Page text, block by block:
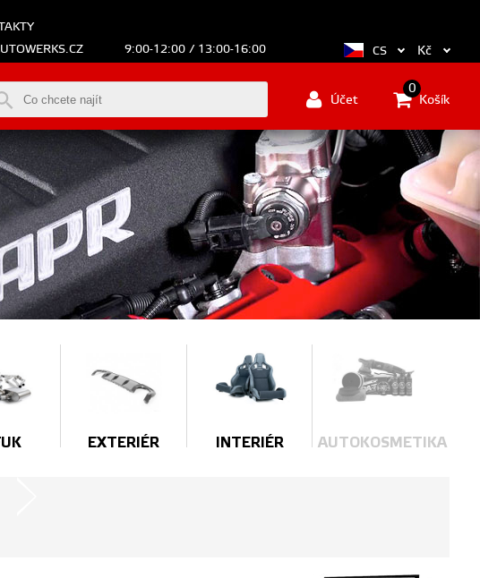
9:00-12:00 / 13:00-16:00 CS Kč
Účet Košík
0
EXTERIÉR INTERIÉR AUTOKOSMETIKA